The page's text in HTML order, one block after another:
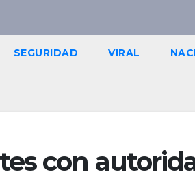
SEGURIDAD VIRAL
con